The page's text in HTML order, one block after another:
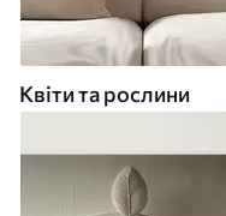
Квіти та рослини